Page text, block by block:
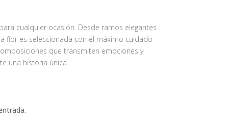
cualquier ocasión. Desde ramos elegantes
flor es seleccionada con el máximo cuidado
que transmiten emociones y
una historia única.